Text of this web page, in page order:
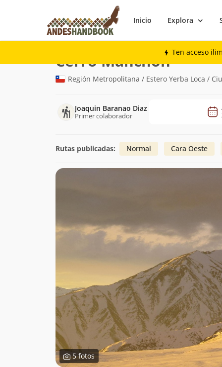
Inicio Explora
Ten acceso
Montaña
Cerro Manchón (3.720m)
Región Metropolitana / Estero Yerba Loca /
Joaquin Baranao Diaz
Primer colaborador
Rutas publicadas: Normal Cara Oeste
5 fotos